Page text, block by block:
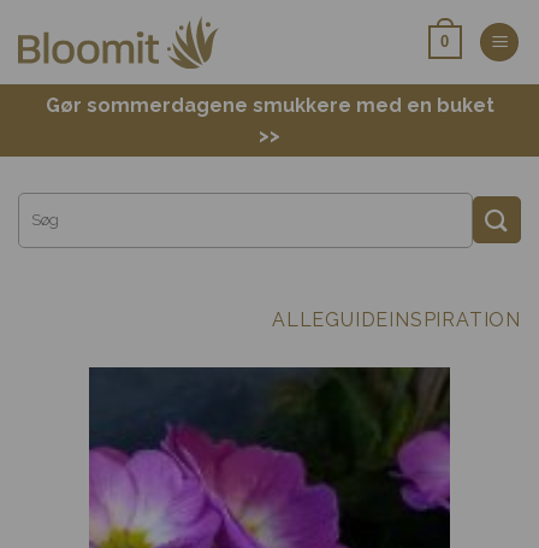
0
Gør sommerdagene smukkere med en buket
>>
ALLEGUIDE INSPIRATION